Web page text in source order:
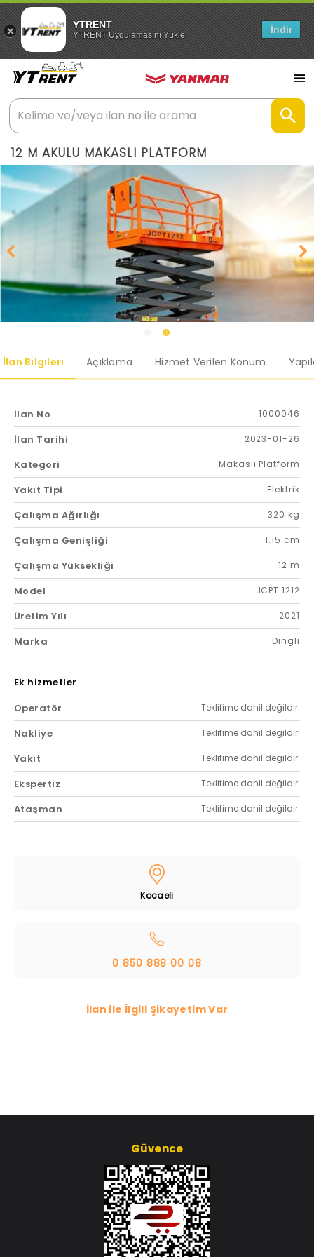
YTRENT
YTRENT Uygulamasını Yükle İndir
12 M AKÜLÜ MAKASLI PLATFORM
İlan Bilgileri Açıklama Hizmet Verilen Konum
İlan No 1000046
İlan Tarihi 2023-01-26
Kategori Makaslı Platform
Yakıt Tipi Elektrik
Çalışma Ağırlığı 320 kg
Çalışma Genişliği 1.15 cm
Çalışma Yüksekliği 12 m
Model JCPT 1212
Üretim Yılı 2021
Marka Dingli
Ek hizmetler
Operatör
Teklifime dahil değildir.
Nakliye Teklifime dahil değildir.
Yakıt Teklifime dahil değildir.
Ekspertiz Teklifime dahil değildir.
Ataşman Teklifime dahil değildir.
Kocaeli
0 850 888 00 08
İlan ile İlgili Şikayetim Var
Güvence